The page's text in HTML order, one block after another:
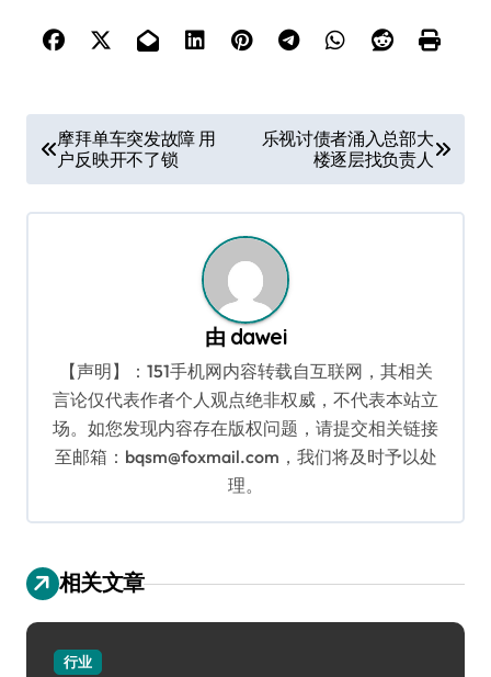
章
导
摩拜单车突发故障 用
户反映开不了锁
乐视讨债者涌入总部大
楼逐层找负责人
由 dawei
【声明】：151手机网内容转载自互联网，其相关
言论仅代表作者个人观点绝非权威，不代表本站立
场。如您发现内容存在版权问题，请提交相关链接
至邮箱：bqsm@foxmail.com，我们将及时予以处
理。
相关文章
行业